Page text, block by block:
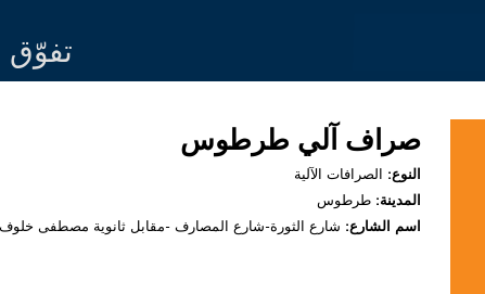
تفوّق
صراف آلي طرطوس
النوع: الصرافات الآلية
المدينة: طرطوس
اسم الشارع: شارع الثورة-شارع المصارف -مقابل ثانوية مصطفى خلوف